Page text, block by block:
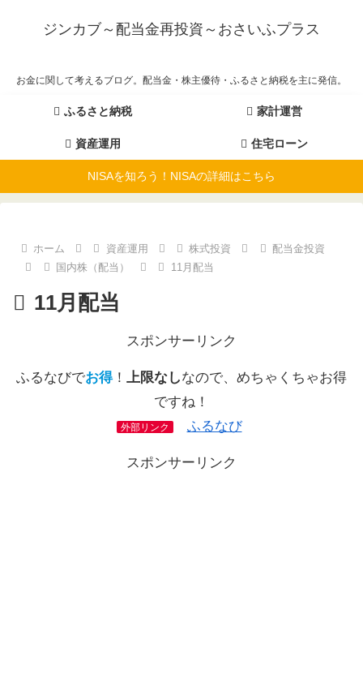
ジンカブ～配当金再投資～おさいふプラス
お金に関して考えるブログ。配当金・株主優待・ふるさと納税を主に発信。
ふるさと納税 家計運営
資産運用 住宅ローン
NISAを知ろう！NISAの詳細はこちら
ホーム 資産運用 株式投資
配当金投資
国内株（配当）
11月配当
11月配当
スポンサーリンク
ふるなびでお得！ 上限なしなので、めちゃくちゃお得
ですね！
外部リンク ふるなび
スポンサーリンク